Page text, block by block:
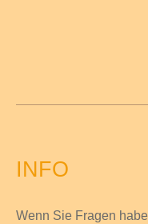
INFO
Wenn Sie Fragen